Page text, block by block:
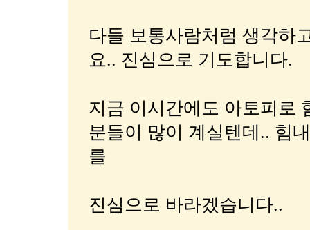
다들 보통사람처럼 생각하
요.. 진심으로 기도합니다.
지금 이시간에도 아토피로
분들이 많이 계실텐데.. 힘
를
진심으로 바라겠습니다..